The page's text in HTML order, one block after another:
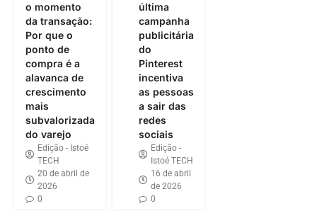
o momento
da transação:
Por que o
ponto de
compra é a
alavanca de
crescimento
mais
subvalorizada
do varejo
Edição - Istoé
TECH
20 de abril de
2026
0
última
campanha
publicitária
do
Pinterest
incentiva
as pessoas
a sair das
redes
sociais
Edição -
Istoé TECH
16 de abril
de 2026
0